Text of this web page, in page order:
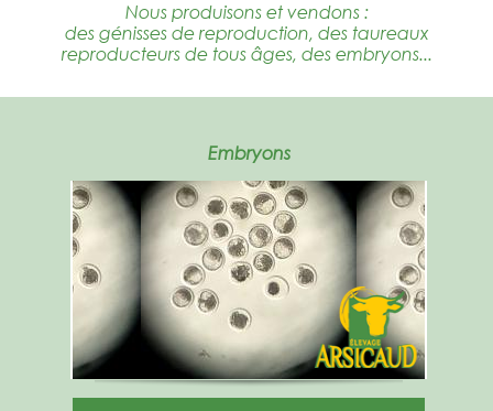
Nous produisons et vendons :
des génisses de reproduction, des taureaux
reproducteurs de tous âges, des embryons...
Embryons